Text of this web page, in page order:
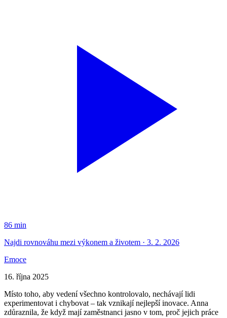
86 min
Najdi rovnováhu mezi výkonem a životem · 3. 2. 2026
Emoce
16. října 2025
Místo toho, aby vedení všechno kontrolovalo, nechávají lidi
experimentovat i chybovat – tak vznikají nejlepší inovace. Anna
zdůraznila, že když mají zaměstnanci jasno v tom, proč jejich práce